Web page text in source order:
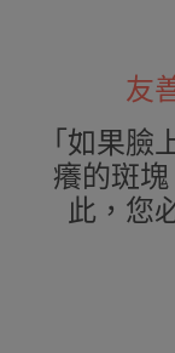
友
「如果臉
癢的斑
此，您